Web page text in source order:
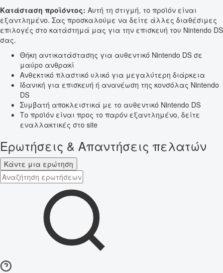
Κατάσταση προϊόντος: Αυτή τη στιγμή, το προϊόν είναι
εξαντλημένο. Σας προσκαλούμε να δείτε άλλες διαθέσιμες
επιλογές στο κατάστημά μας για την επισκευή του Nintendo DS
σας.
Θήκη αντικατάστασης για αυθεντικό Nintendo DS σε
μαύρο ανθρακί
Ανθεκτικό πλαστικό υλικό για μεγαλύτερη διάρκεια
Ιδανική για επισκευή ή ανανέωση της κονσόλας Nintendo
DS
Συμβατή αποκλειστικά με το αυθεντικό Nintendo DS
Το προϊόν είναι προς το παρόν εξαντλημένο, δείτε
εναλλακτικές στο site
Ερωτήσεις & Απαντήσεις πελατών
Κάντε μια ερώτηση